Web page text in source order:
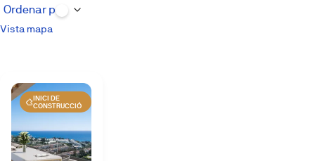
Vista mapa
INICI DE
CONSTRUCCIÓ